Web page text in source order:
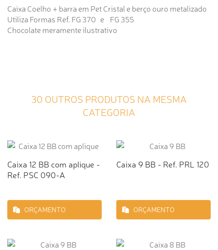
Caixa Coelho + barra em Pet Cristal e berço ouro metalizado
Utiliza Formas Ref. FG 370 e FG 355
Chocolate meramente ilustrativo
30 OUTROS PRODUTOS NA MESMA
CATEGORIA
Caixa 12 BB com aplique -
Ref. PSC 090-A
ORÇAMENTO
Caixa 9 BB - Ref. PRL 120
ORÇAMENTO